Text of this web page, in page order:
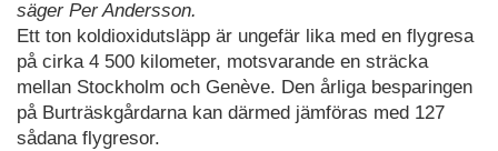
säger Per Andersson.
Ett ton koldioxidutsläpp är ungefär lika med en flygresa
på cirka 4 500 kilometer, motsvarande en sträcka
mellan Stockholm och Genève. Den årliga besparingen
på Burträskgårdarna kan därmed jämföras med 127
sådana flygresor.